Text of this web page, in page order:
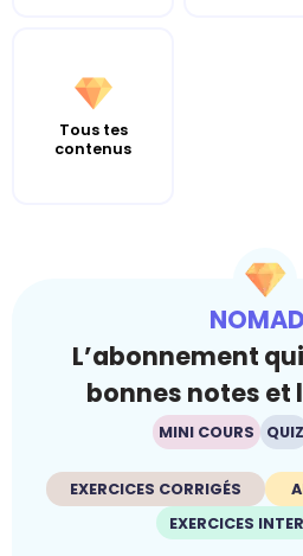
Tous tes
contenus
L’abonnement
bonnes notes et
MINI COURS QUIZ
EXERCICES CORRIGÉS
EXERCICES